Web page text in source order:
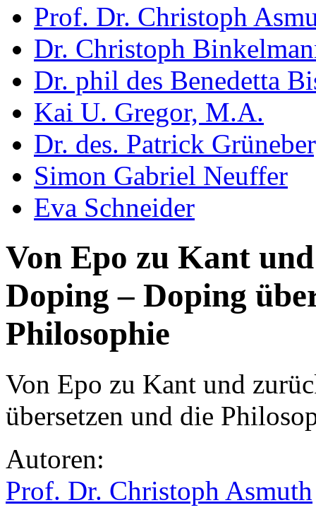
Prof. Dr. Christoph
Dr. Christoph
Dr. phil des Benedetta
Kai U. Gregor, M.A.
Dr. des. Patrick
Simon Gabriel Neuffer
Eva Schneider
Von Epo zu Kant
Doping – Doping
Philosophie
Von Epo zu Kant und
übersetzen und die
Autoren:
Prof. Dr. Christoph Asmuth